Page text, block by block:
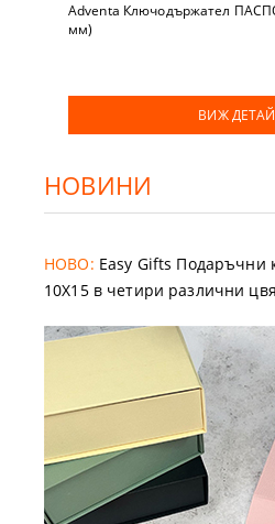
Adventa Ключодържател
мм)
ВИЖ
НОВИНИ
НОВО: Easy Gifts Подаръчни
10X15 в четири различни